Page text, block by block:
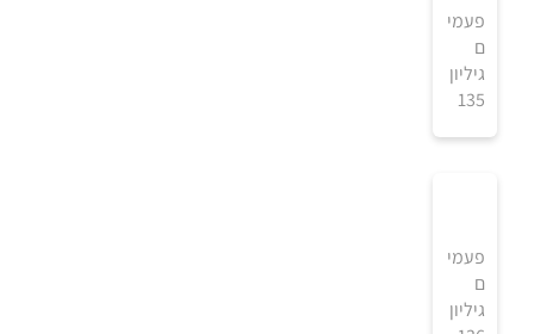
9
0
4
פעמי
ם
גיליון
135
פעמי
ם
גיליון